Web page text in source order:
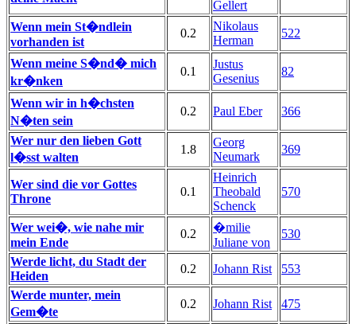
Gellert
Wenn mein St�ndlein
vorhanden ist
0.2
Nikolaus
Herman
522
Wenn meine S�nd� mich
kr�nken
0.1
Justus
Gesenius
82
Wenn wir in h�chsten
N�ten sein
0.2 Paul Eber 366
Wer nur den lieben Gott
l�sst walten
1.8
Georg
Neumark
369
Wer sind die vor Gottes
Throne
0.1
Heinrich
Theobald
Schenck
570
Wer wei�, wie nahe mir
mein Ende
0.2
�milie
Juliane von
530
Werde licht, du Stadt der
Heiden
0.2 Johann Rist
553
Werde munter, mein
Gem�te
0.2 Johann Rist 475